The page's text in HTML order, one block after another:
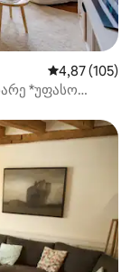
საშუალო
4,87 (105)
*უფასო